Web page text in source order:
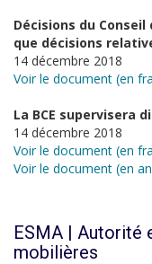
Décisions du
que décisions
14 décembre 2018
Voir le document (en
La BCE supervisera
14 décembre 2018
Voir le document (en
Voir le document (en
ESMA | Autorité
mobilières